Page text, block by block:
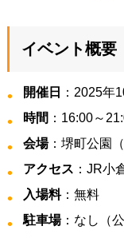
イベント概要
開催日
：2025年
時間 ：16:00～
会場：堺町公園
アクセス ：JR小
入場料：無料
駐車場：なし（